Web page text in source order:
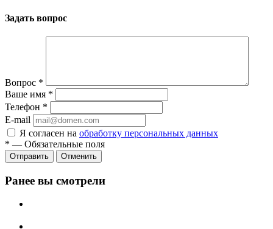
Задать вопрос
Вопрос *
Ваше имя *
Телефон *
E-mail
Я согласен на обработку персональных данных
* — Обязательные поля
Отменить
Ранее вы смотрели